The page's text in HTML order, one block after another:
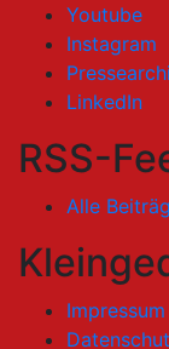
Youtube
Instagram
LinkedIn
RSS-
Alle
Impressum